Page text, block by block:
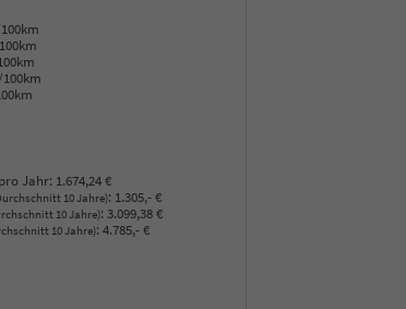
Jahr: 1.674,24 €
10 Jahre): 1.305,- €
10 Jahre): 3.099,38 €
10 Jahre): 4.785,- €